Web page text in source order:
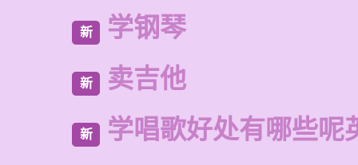
新 学钢琴
新 卖吉他
新 学唱歌好处有哪些呢